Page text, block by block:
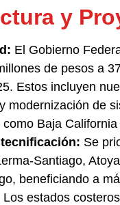
y
El Gobierno
de pesos a
Estos incluyen
modernización de
Baja
Se
Santiago,
beneficiando a
Los estados